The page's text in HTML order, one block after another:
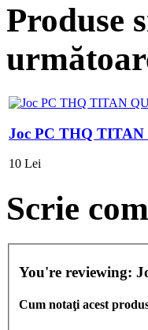
Produse
Joc PC THQ
10 Lei
Scrie
You're reviewing:
Cum notaţi acest